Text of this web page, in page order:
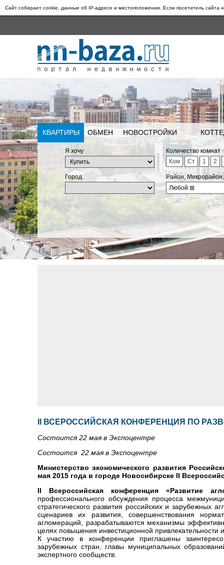
Сайт собирает cookie, данные об IP-адресе и местоположении. Если посетитель сайта
КВАРТИРЫ ОБМЕН НОВОСТРОЙКИ
Я хочу
Количество комнат
Ком
Ст 1 2
Город
Район,
Любой ⊞
II ВСЕРОССИЙСКАЯ КОНФЕРЕНЦИЯ ПО
Состоится 22 мая в Экспоцентре
Состоится 22 мая в Экспоцентре
Министерство экономического развития
мая 2015 года в городе Новосибирске II
II Всероссийская конференция «Развитие
профессионального обсуждения процесса
стратегического развития российских и
сценариев их развития, совершенствования
агломераций, разрабатываются механизмы
целях повышения инвестиционной привлекательности
К участию в конференции приглашены
зарубежных стран, главы муниципальных
экспертного сообществ.